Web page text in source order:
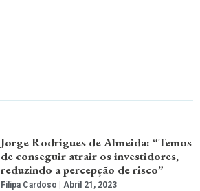
Jorge Rodrigues de Almeida: “Temos
de conseguir atrair os investidores,
reduzindo a percepção de risco”
Filipa Cardoso Abril 21, 2023